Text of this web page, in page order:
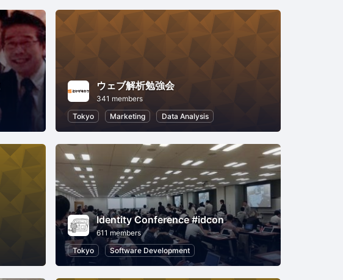
ウェブ解析勉強会
341 members
Tokyo
Marketing Data Analysis
Identity Conference #idcon
611 members
Tokyo
Software Development